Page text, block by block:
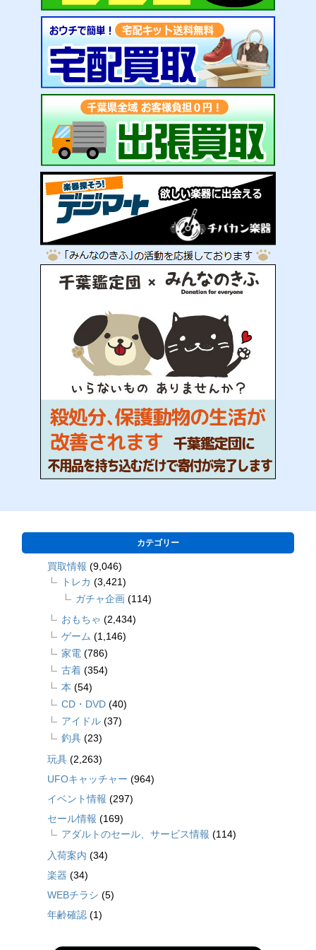
カテゴリー
買取情報 (9,046)
トレカ (3,421)
ガチャ企画 (114)
おもちゃ (2,434)
ゲーム (1,146)
家電 (786)
古着 (354)
本 (54)
CD・DVD (40)
アイドル (37)
釣具 (23)
玩具 (2,263)
UFOキャッチャー (964)
イベント情報 (297)
セール情報 (169)
アダルトのセール、サービス情報 (114)
入荷案内 (34)
楽器 (34)
WEBチラシ (5)
年齢確認 (1)